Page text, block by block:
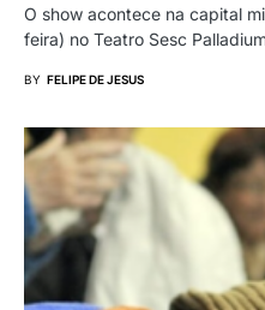
O show acontece na capital
feira) no Teatro Sesc
BY FELIPE DE JESUS